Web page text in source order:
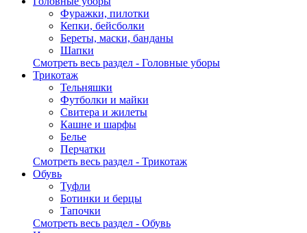
Фуражки, пилотки
Кепки, бейсболки
Береты, маски, банданы
Шапки
Смотреть весь раздел - Головные уборы
Трикотаж
Тельняшки
Футболки и майки
Свитера и жилеты
Кашне и шарфы
Белье
Перчатки
Смотреть весь раздел - Трикотаж
Обувь
Туфли
Ботинки и берцы
Тапочки
Смотреть весь раздел - Обувь